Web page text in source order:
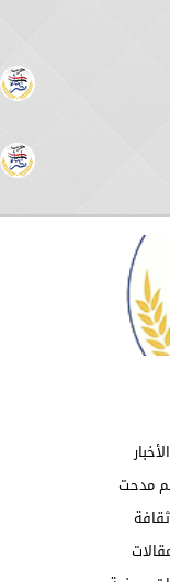
الأخبار
مدحت
ثقافة